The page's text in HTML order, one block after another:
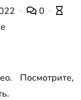
0
Посмотрите,